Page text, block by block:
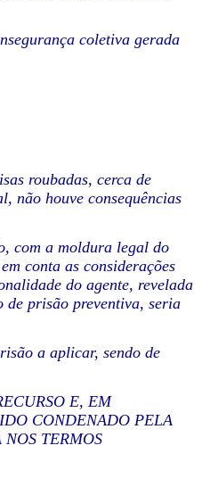
coletiva gerada
roubadas, cerca de
não houve consequências
com a moldura legal do
conta as considerações
do agente, revelada
de prisão preventiva, seria
a aplicar, sendo de
E, EM
CONDENADO PELA
TERMOS